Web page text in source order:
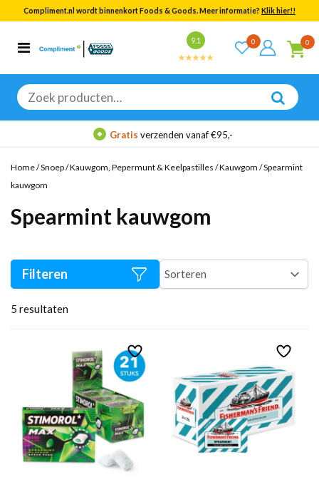
Compliment.nl wordt binnenkort Foods & Goods. Meer informatie? Klik hier!!
9.1 0 0
Zoeken
naar:
Categorieën
Bekijk alle resultaten
Gratis verzenden vanaf €95,-
Home/Snoep/Kauwgom, Pepermunt & Keelpastilles /Kauwgom /Spearmint
kauwgom
Spearmint kauwgom
5 resultaten
Filteren